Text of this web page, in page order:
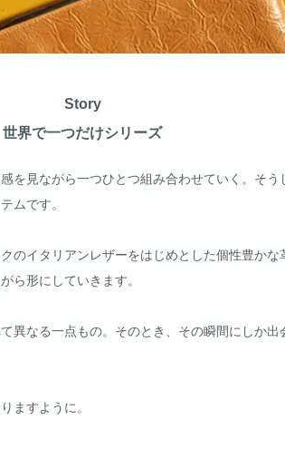
Story
世界で一つだけシリーズ
を見ながら一つひとつ組み合わせていく。そう
ムです。
のイタリアンレザーをはじめとした個性豊かな
ら形にしていきます。
異なる一点もの。そのとき、その瞬間にしか出
ますように。